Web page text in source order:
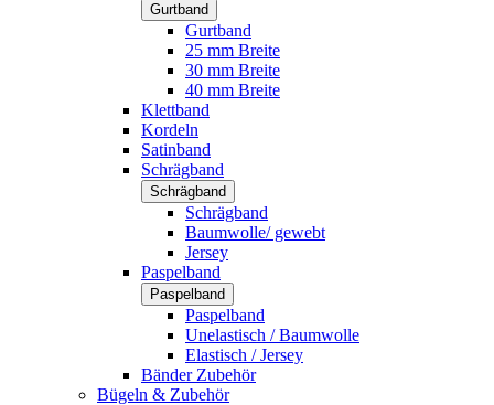
Gurtband
Gurtband
25 mm Breite
30 mm Breite
40 mm Breite
Klettband
Kordeln
Satinband
Schrägband
Schrägband
Schrägband
Baumwolle/ gewebt
Jersey
Paspelband
Paspelband
Paspelband
Unelastisch / Baumwolle
Elastisch / Jersey
Bänder Zubehör
Bügeln & Zubehör